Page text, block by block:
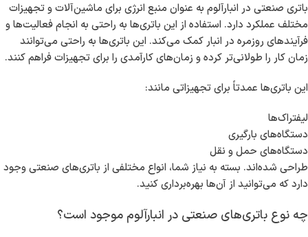
باتری صنعتی در انبارآلوم به عنوان منبع انرژی برای ماشین‌آلات و تجهیزات
مختلف عملکرد دارد. استفاده از این باتری‌ها به راحتی به انجام فعالیت‌ها و
فرآیندهای روزمره در انبار کمک می‌کند. این باتری‌ها به راحتی می‌توانند
زمان کار را طولانی‌تر کرده و زمان‌های کارآمدی را برای تجهیزات فراهم کنند.
این باتری‌ها عمدتاً برای تجهیزاتی مانند:
لیفتراک‌ها
دستگاه‌های بارگیری
دستگاه‌های حمل و نقل
طراحی شده‌اند. بسته به نیاز شما، انواع مختلفی از باتری‌های صنعتی وجود
دارد که می‌توانید از آن‌ها بهره‌برداری کنید.
چه نوع باتری‌های صنعتی در انبارآلوم موجود است؟